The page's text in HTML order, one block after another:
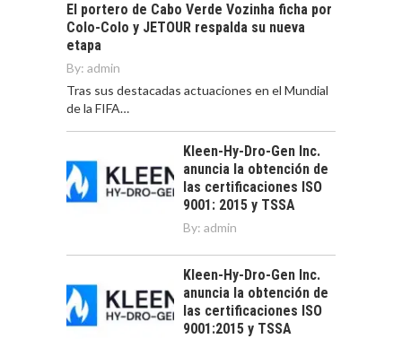
El portero de Cabo Verde Vozinha ficha por
Colo-Colo y JETOUR respalda su nueva
etapa
By: admin
Tras sus destacadas actuaciones en el Mundial
de la FIFA…
Kleen-Hy-Dro-Gen Inc.
anuncia la obtención de
las certificaciones ISO
9001: 2015 y TSSA
By: admin
Kleen-Hy-Dro-Gen Inc.
anuncia la obtención de
las certificaciones ISO
9001:2015 y TSSA